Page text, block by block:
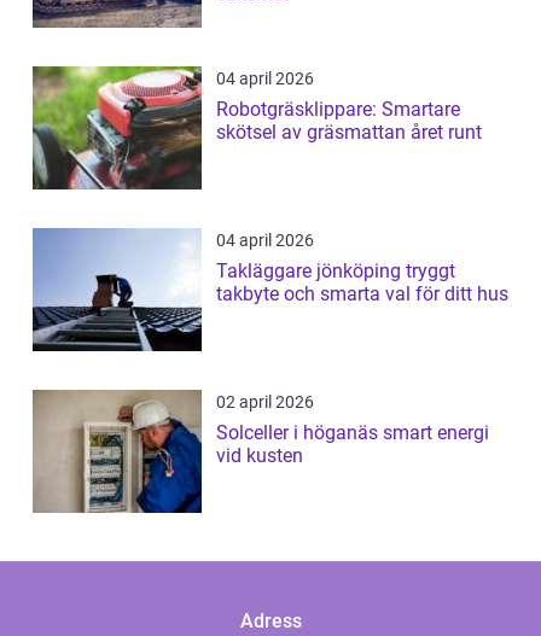
04 april 2026
Robotgräsklippare: Smartare
skötsel av gräsmattan året runt
04 april 2026
Takläggare jönköping tryggt
takbyte och smarta val för ditt hus
02 april 2026
Solceller i höganäs smart energi
vid kusten
Adress